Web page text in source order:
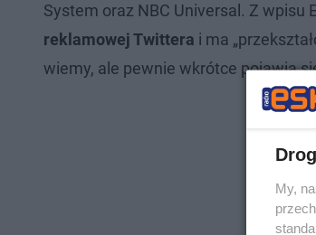
System oraz NBC Universal. Z wpisu
reklamowej Twittera i ma
wiemy, ale pewnie wkrótce pojawią
My,